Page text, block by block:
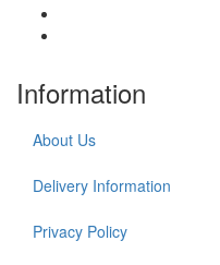
Information
About Us
Delivery Information
Privacy Policy